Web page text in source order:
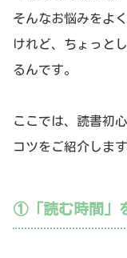
そんなお悩みをよ
けれど、ちょっと
るんです。
ここでは、読書初
コツをご紹介します
①「読む時間」